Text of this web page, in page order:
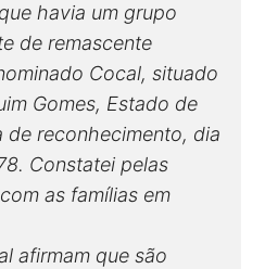
havia um grupo
de remascente
Cocal, situado
Gomes, Estado de
de reconhecimento, dia
Constatei pelas
as famílias em
afirmam que são